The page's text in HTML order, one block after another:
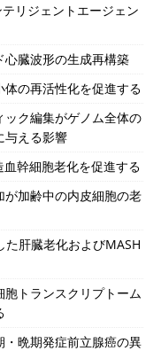
リジェントエージェン
臓波形の生成再構築
の再活性化を促進する
ク編集がゲノム全体の
与える影響
幹細胞老化を促進する
加齢中の内皮細胞の老
た肝臓老化およびMASH
トランスクリプトーム
晩期発症前立腺癌の異